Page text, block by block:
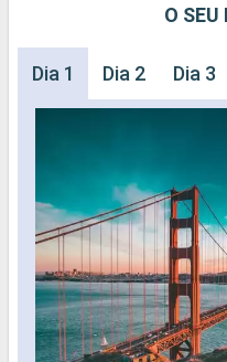
O SEU
Dia 1 Dia 2 Dia 3